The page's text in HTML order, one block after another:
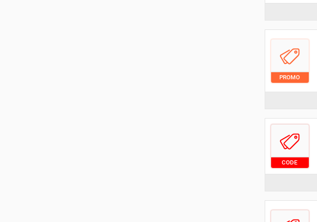
PROMO
CODE